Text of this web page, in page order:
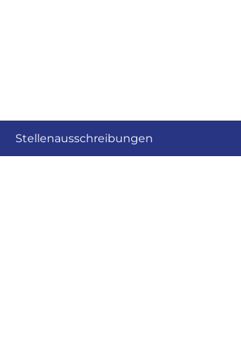
Stellenausschreibungen